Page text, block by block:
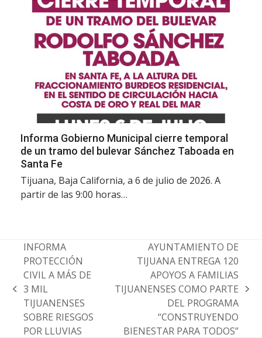
Informa Gobierno Municipal cierre temporal
de un tramo del bulevar Sánchez Taboada en
Santa Fe
Tijuana, Baja California, a 6 de julio de 2026. A
partir de las 9:00 horas…
previous
post:
INFORMA
PROTECCIÓN
CIVIL A MÁS DE
3 MIL
TIJUANENSES
SOBRE RIESGOS
POR LLUVIAS
next
AYUNTAMIENTO DE
TIJUANA ENTREGA 120
APOYOS A FAMILIAS
TIJUANENSES COMO PARTE
DEL PROGRAMA
“CONSTRUYENDO
BIENESTAR PARA TODOS”